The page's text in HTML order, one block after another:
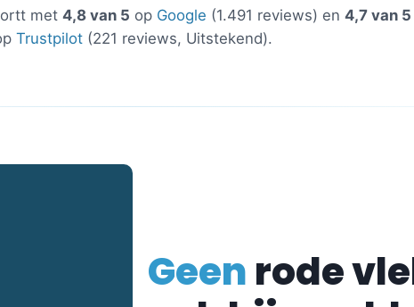
met 4,8 van 5 op Google (1.491 reviews) en 4,7 van 5
Trustpilot(221 reviews, Uitstekend).
Geen rode